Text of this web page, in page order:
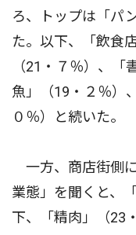
ろ、トップは「パ
た。以下、「飲食
（21・７％）、
魚」（19・２％）
０％）と続いた。
一方、商店街側
業態」を聞くと、
下、「精肉」（23